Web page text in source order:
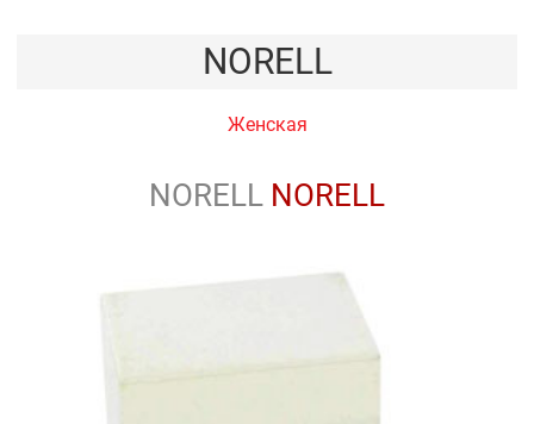
NORELL
Женская
NORELL NORELL